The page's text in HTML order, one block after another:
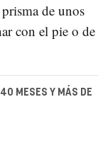
de unos
con el pie o de
MESES Y MÁS DE